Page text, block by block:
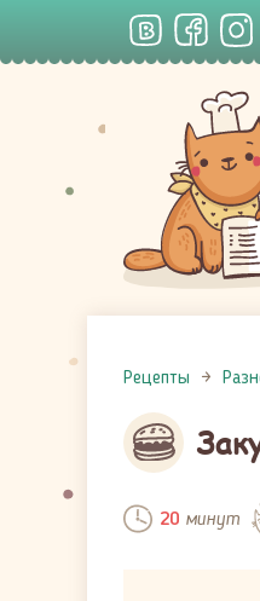
Рецепты
20минут